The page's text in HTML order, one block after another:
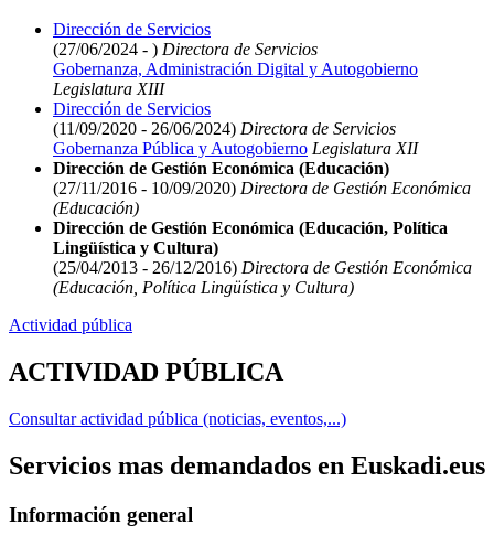
Dirección de Servicios
(27/06/2024 - ) Directora de Servicios
Gobernanza, Administración Digital y Autogobierno
Legislatura XIII
Dirección de Servicios
(11/09/2020 - 26/06/2024) Directora de Servicios
Gobernanza Pública y Autogobierno Legislatura XII
Dirección de Gestión Económica (Educación)
(27/11/2016 - 10/09/2020) Directora de Gestión Económica
(Educación)
Dirección de Gestión Económica (Educación, Política
Lingüística y Cultura)
(25/04/2013 - 26/12/2016) Directora de Gestión Económica
(Educación, Política Lingüística y Cultura)
Actividad pública
ACTIVIDAD PÚBLICA
Consultar actividad pública (noticias, eventos,...)
Servicios mas demandados en Euskadi.eus
Información general